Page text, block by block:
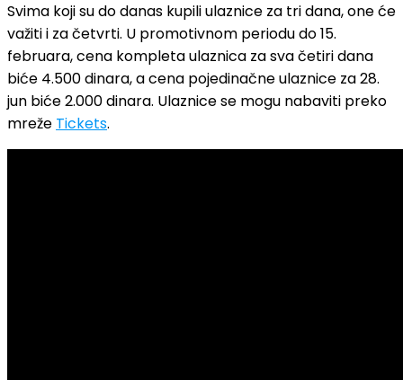
Svima koji su do danas kupili ulaznice za tri dana, one će
važiti i za četvrti. U promotivnom periodu do 15.
februara, cena kompleta ulaznica za sva četiri dana
biće 4.500 dinara, a cena pojedinačne ulaznice za 28.
jun biće 2.000 dinara. Ulaznice se mogu nabaviti preko
mreže Tickets.